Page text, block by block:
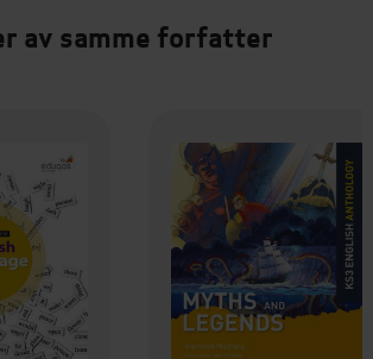
av samme forfatter